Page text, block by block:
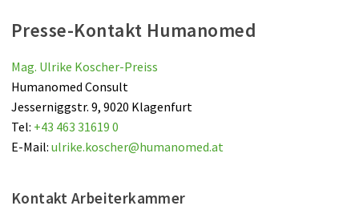
Presse-Kontakt Humanomed
Mag. Ulrike Koscher-Preiss
Humanomed Consult
Jesserniggstr. 9, 9020 Klagenfurt
Tel: +43 463 31619 0
E-Mail: ulrike.koscher@humanomed.at
Kontakt Arbeiterkammer